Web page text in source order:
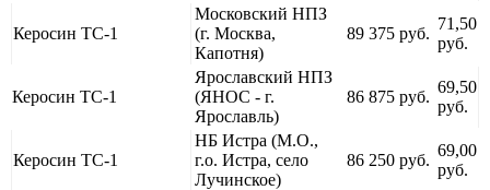
Керосин ТС-1
Московский НПЗ
(г. Москва,
Капотня)
89 375 руб.
71,50
руб.
Керосин ТС-1
Ярославский НПЗ
(ЯНОС - г.
Ярославль)
86 875 руб.
69,50
руб.
Керосин ТС-1
НБ Истра (М.О.,
г.о. Истра, село
Лучинское)
86 250 руб.
69,00
руб.